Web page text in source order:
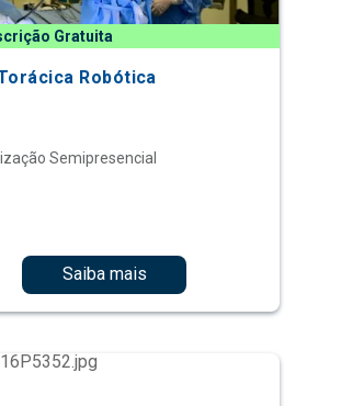
Gratuita
Robótica
Semipresencial
Saiba mais